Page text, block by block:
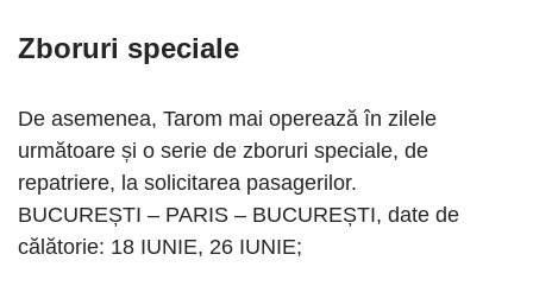
Zboruri speciale
De asemenea, Tarom mai operează în zilele
următoare și o serie de zboruri speciale, de
repatriere, la solicitarea pasagerilor.
BUCUREȘTI – PARIS – BUCUREȘTI, date de
călătorie: 18 IUNIE, 26 IUNIE;